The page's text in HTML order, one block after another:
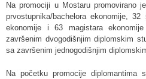
Na promociji u Mostaru promovirano
prvostupnika/bachelora ekonomije, 32
ekonomije i 63 magistara
završenim dvogodišnjim diplomskim
sa završenim jednogodišnjim
Na početku promocije diplomantima